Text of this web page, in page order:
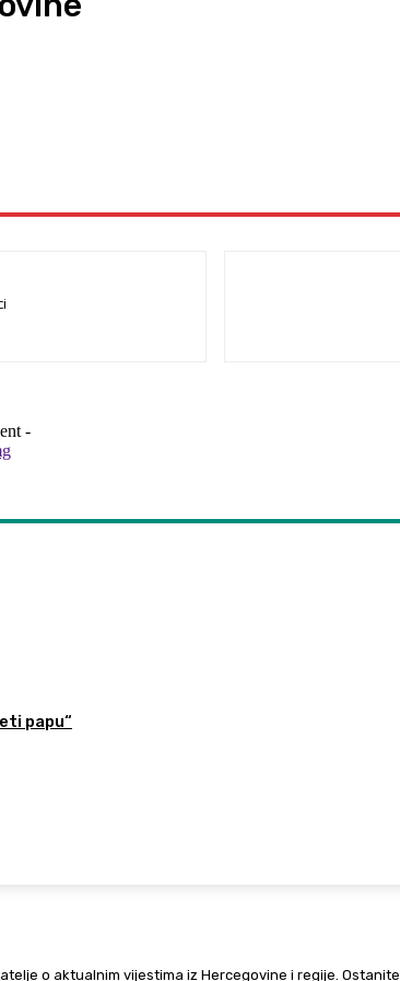
-
papu“
o aktualnim vijestima iz Hercegovine i regije. Ostanite